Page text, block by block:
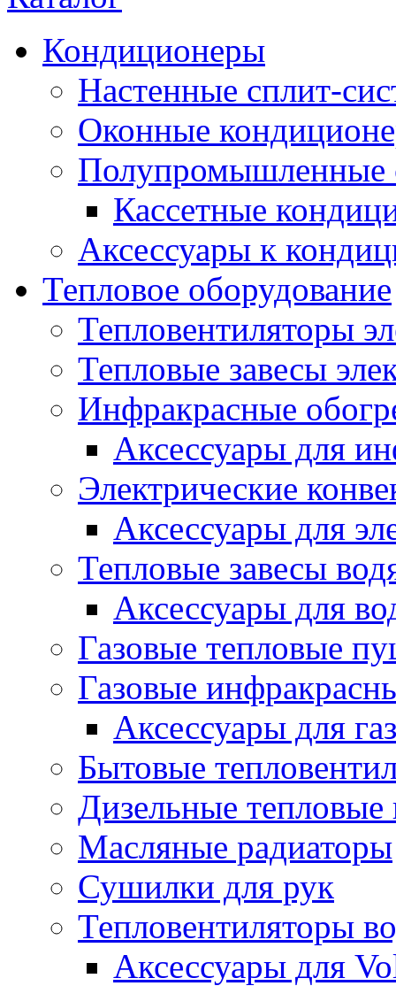
Кондиционеры
Настенные сплит-
Оконные
Полупромышленные
Кассетные
Аксессуары к
Тепловое оборудование
Тепловентиляторы
Тепловые завесы
Инфракрасные
Аксессуары для
Электрические
Аксессуары для
Тепловые завесы
Аксессуары для
Газовые тепловые
Газовые
Аксессуары для
Бытовые
Дизельные
Масляные радиаторы
Сушилки для рук
Тепловентиляторы
Аксессуары для